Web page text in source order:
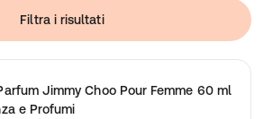
Filtra i risultati
Jimmy Choo Pour Femme 60 ml
e Profumi